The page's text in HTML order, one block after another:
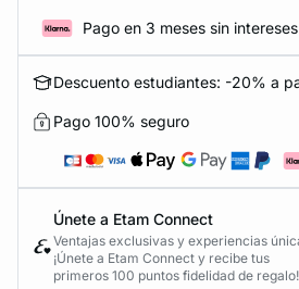
Pago en 3 meses sin intereses
Descuento estudiantes: -20% a
Pago 100% seguro
Únete a Etam Connect
Ventajas exclusivas y experiencias
¡Únete a Etam Connect y recibe tus
primeros 100 puntos fidelidad de regalo!